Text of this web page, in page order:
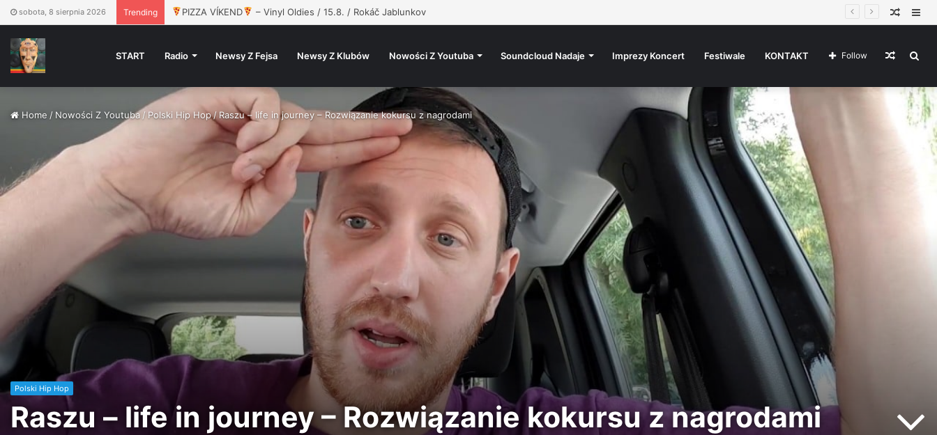
sobota, 8 sierpnia 2026 Trending Dwa Sławy, Gruby Mielzky, Pers, @atutowy – Bad Vibes Only (prod. @atutowy x The Returners) Random
START Radio Newsy Z Fejsa Newsy Z Klubów Nowości Z Youtuba Soundcloud Nadaje Imprezy Koncert Festiwale KONTAKT
for
Random
Article
Follow
Home / Nowości Z Youtuba /Polski Hip Hop/Raszu – life in journey – Rozwiązanie kokursu z nagrodami
Polski Hip Hop
Raszu – life in journey – Rozwiązanie kokursu z nagrodami